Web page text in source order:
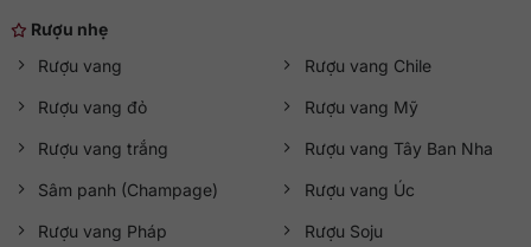
Rượu nhẹ
Rượu vang
Rượu vang đỏ
Rượu vang trắng
Sâm panh (Champage)
Rượu vang Pháp
Rượu vang Chile
Rượu vang Mỹ
Rượu vang Tây Ban Nha
Rượu vang Úc
Rượu Soju